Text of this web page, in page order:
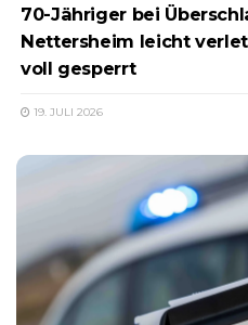
70-Jähriger bei
Nettersheim leicht
voll gesperrt
19. JULI 2026